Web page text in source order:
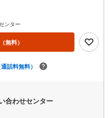
ンター
（無料）
通話料無料）
合わせセンター